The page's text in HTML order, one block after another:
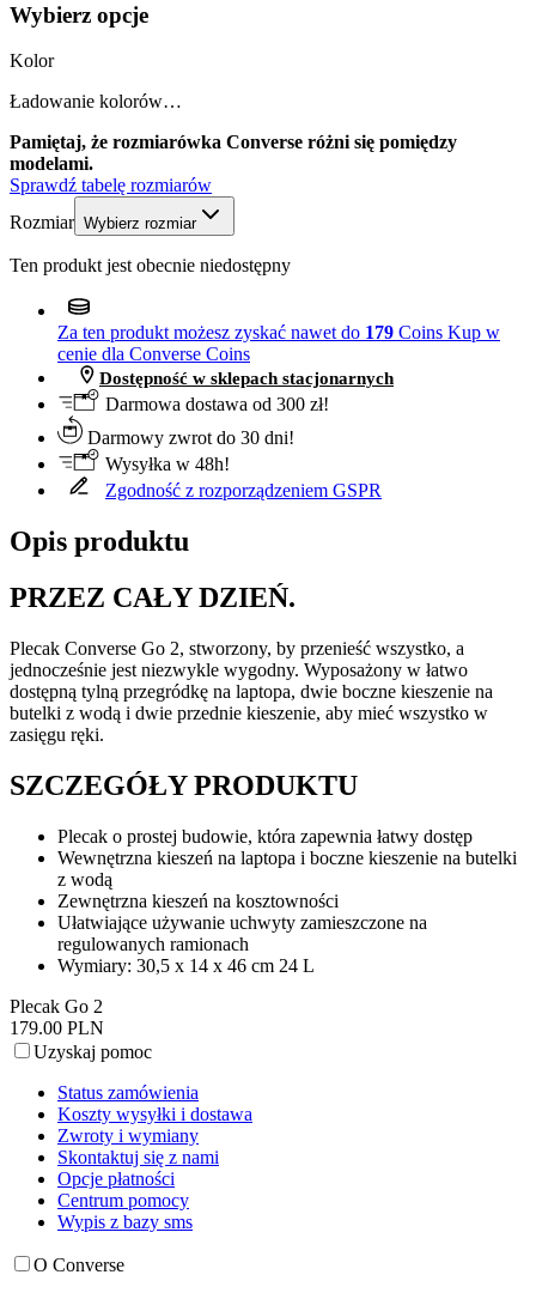
Wybierz opcje
Kolor
Ładowanie kolorów…
Pamiętaj, że rozmiarówka Converse różni się pomiędzy
modelami.
Sprawdź tabelę rozmiarów
Rozmiar Wybierz rozmiar
Ten produkt jest obecnie niedostępny
Za ten produkt możesz zyskać nawet do 179 Coins Kup w
cenie dla Converse Coins
Dostępność w sklepach stacjonarnych
Darmowa dostawa od 300 zł!
Darmowy zwrot do 30 dni!
Wysyłka w 48h!
Zgodność z rozporządzeniem GSPR
Opis produktu
PRZEZ CAŁY DZIEŃ.
Plecak Converse Go 2, stworzony, by przenieść wszystko, a
jednocześnie jest niezwykle wygodny. Wyposażony w łatwo
dostępną tylną przegródkę na laptopa, dwie boczne kieszenie na
butelki z wodą i dwie przednie kieszenie, aby mieć wszystko w
zasięgu ręki.
SZCZEGÓŁY PRODUKTU
Plecak o prostej budowie, która zapewnia łatwy dostęp
Wewnętrzna kieszeń na laptopa i boczne kieszenie na butelki
z wodą
Zewnętrzna kieszeń na kosztowności
Ułatwiające używanie uchwyty zamieszczone na
regulowanych ramionach
Wymiary: 30,5 x 14 x 46 cm 24 L
Plecak Go 2
179.00 PLN
Uzyskaj pomoc
Status zamówienia
Koszty wysyłki i dostawa
Zwroty i wymiany
Skontaktuj się z nami
Opcje płatności
Centrum pomocy
Wypis z bazy sms
O Converse